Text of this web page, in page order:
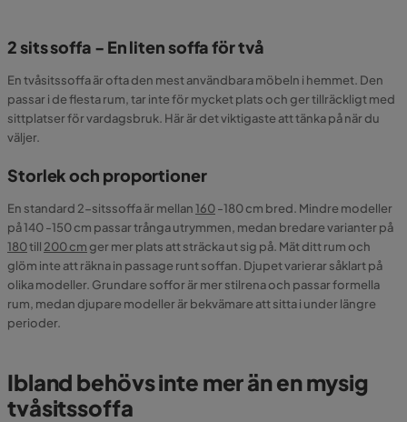
2 sits soffa - En liten soffa för två
En tvåsitssoffa är ofta den mest användbara möbeln i hemmet. Den
passar i de flesta rum, tar inte för mycket plats och ger tillräckligt med
sittplatser för vardagsbruk. Här är det viktigaste att tänka på när du
väljer.
Storlek och proportioner
En standard 2-sitssoffa är mellan160-180 cm bred. Mindre modeller
på 140 -150 cm passar trånga utrymmen, medan bredare varianter på
180till 200 cmger mer plats att sträcka ut sig på. Mät ditt rum och
glöm inte att räkna in passage runt soffan. Djupet varierar såklart på
olika modeller. Grundare soffor är mer stilrena och passar formella
rum, medan djupare modeller är bekvämare att sitta i under längre
perioder.
Ibland behövs inte mer än en mysig
tvåsitssoffa